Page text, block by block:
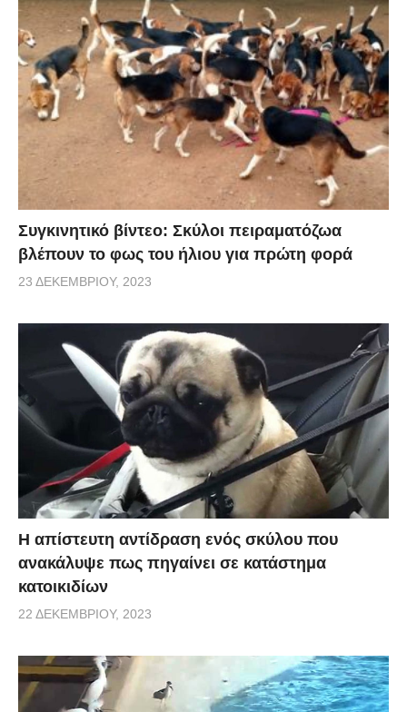
Συγκινητικό βίντεο: Σκύλοι πειραματόζωα
βλέπουν το φως του ήλιου για πρώτη φορά
23 ΔΕΚΕΜΒΡΊΟΥ, 2023
Η απίστευτη αντίδραση ενός σκύλου που
ανακάλυψε πως πηγαίνει σε κατάστημα
κατοικιδίων
22 ΔΕΚΕΜΒΡΊΟΥ, 2023